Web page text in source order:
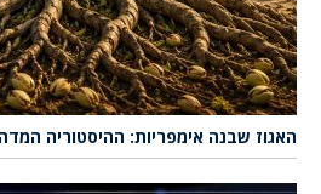
האגוז שבנה אימפריות: ההיסטוריה